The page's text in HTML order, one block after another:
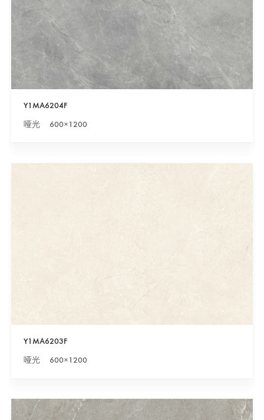
Y1MA6204F
哑光 600×1200
Y1MA6203F
哑光 600×1200